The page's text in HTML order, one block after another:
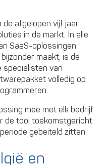
de afgelopen vijf jaar
in de markt. In alle
SaaS-oplossingen
maakt, is de
specialisten van
volledig op
mee met elk bedrijf
de tool toekomstgericht
gebeiteld zitten.
en